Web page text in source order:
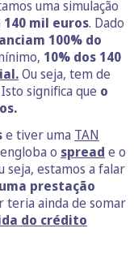
uma simulação
140 mil euros. Dado
100% do
10% dos 140
Ou seja, tem de
significa que o
e tiver uma TAN
o spread e o
seja, estamos a falar
prestação
teria ainda de somar
do crédito